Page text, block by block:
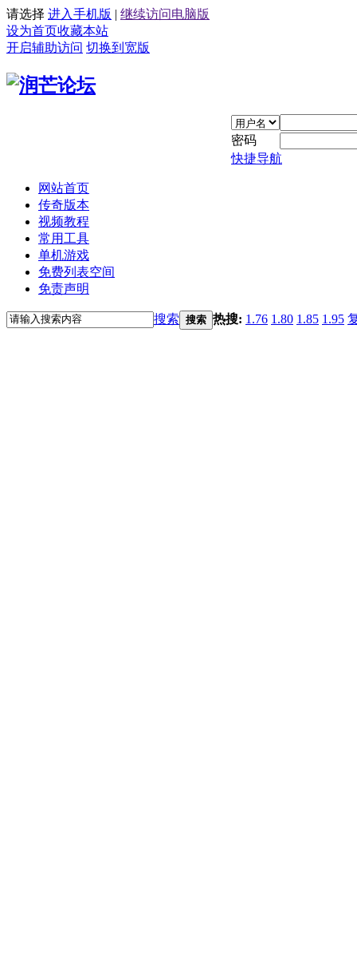
请选择 进入手机版 | 继续访问电脑版
设为首页收藏本站
开启辅助访问 切换到宽版
密码
快捷导航
网站首页
传奇版本
视频教程
常用工具
单机游戏
免费列表空间
免责声明
搜索 搜索 热搜: 1.76 1.80 1.85 1.95